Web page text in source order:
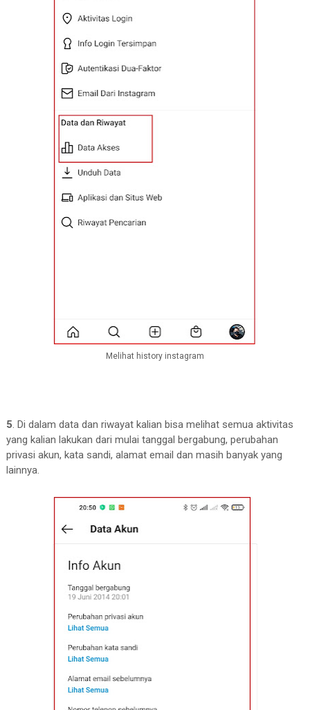
Melihat history instagram
5. Di dalam data dan riwayat kalian bisa melihat semua aktivitas
yang kalian lakukan dari mulai tanggal bergabung, perubahan
privasi akun, kata sandi, alamat email dan masih banyak yang
lainnya.